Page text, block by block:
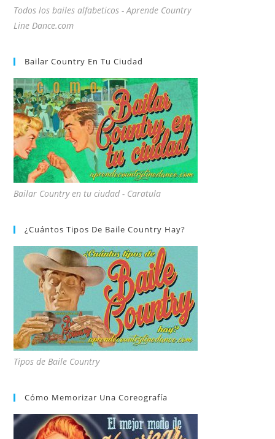
Todos los bailes alfabeticos - Aprende Country
Line Dance.com
Bailar Country En Tu Ciudad
Bailar Country en tu ciudad - Caratula
¿Cuántos Tipos De Baile Country Hay?
Tipos de Baile Country
Cómo Memorizar Una Coreografía